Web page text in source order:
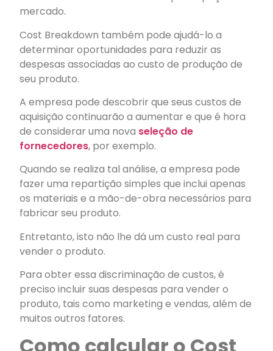
mercado.
Cost Breakdown também pode ajudá-lo a
determinar oportunidades para reduzir as
despesas associadas ao custo de produção de
seu produto.
A empresa pode descobrir que seus custos de
aquisição continuarão a aumentar e que é hora
de considerar uma nova seleção de
fornecedores, por exemplo.
Quando se realiza tal análise, a empresa pode
fazer uma repartição simples que inclui apenas
os materiais e a mão-de-obra necessários para
fabricar seu produto.
Entretanto, isto não lhe dá um custo real para
vender o produto.
Para obter essa discriminação de custos, é
preciso incluir suas despesas para vender o
produto, tais como marketing e vendas, além de
muitos outros fatores.